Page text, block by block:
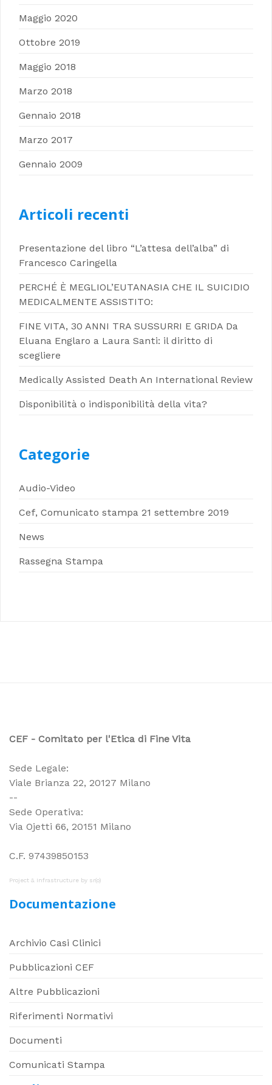
Maggio 2020
Ottobre 2019
Maggio 2018
Marzo 2018
Gennaio 2018
Marzo 2017
Gennaio 2009
Articoli recenti
Presentazione del libro “L’attesa dell’alba” di
Francesco Caringella
PERCHÉ È MEGLIOL’EUTANASIA CHE IL SUICIDIO
MEDICALMENTE ASSISTITO:
FINE VITA, 30 ANNI TRA SUSSURRI E GRIDA Da
Eluana Englaro a Laura Santi: il diritto di
scegliere
Medically Assisted Death An International Review
Disponibilità o indisponibilità della vita?
Categorie
Audio-Video
Cef, Comunicato stampa 21 settembre 2019
News
Rassegna Stampa
CEF - Comitato per l'Etica di Fine Vita
Sede Legale:
Viale Brianza 22, 20127 Milano
--
Sede Operativa:
Via Ojetti 66, 20151 Milano
C.F. 97439850153
Project & Infrastructure by sr(o)
Documentazione
Archivio Casi Clinici
Pubblicazioni CEF
Altre Pubblicazioni
Riferimenti Normativi
Documenti
Comunicati Stampa